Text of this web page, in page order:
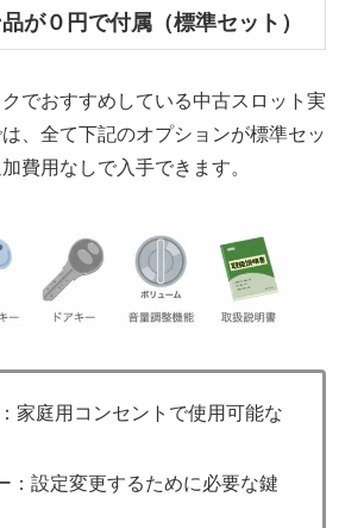
が０円で付属（標準セット）
でおすすめしている中古スロット実
、全て下記のオプションが標準セッ
費用なしで入手できます。
家庭用コンセントで使用可能な
：設定変更するために必要な鍵